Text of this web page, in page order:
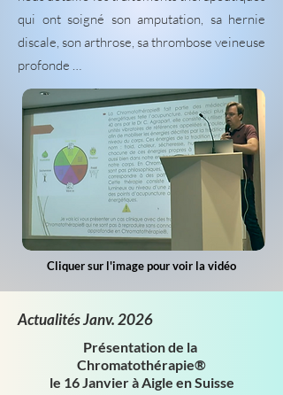
qui ont soigné son amputation, sa hernie
discale, son arthrose, sa thrombose veineuse
profonde …
Cliquer sur l'image pour voir la vidéo
Actualités Janv. 2026
Présentation de la
Chromatothérapie®
le 16 Janvier à Aigle en Suisse